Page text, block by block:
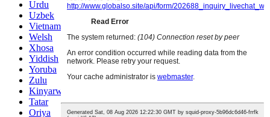
Urdu
Uzbek
Vietnamese
Welsh
Xhosa
Yiddish
Yoruba
Zulu
Kinyarwanda
Tatar
Oriya